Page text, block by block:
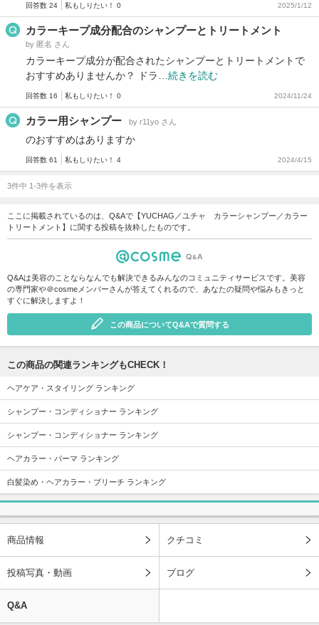
回答数 24 私もしりたい！ 0 2025/1/12
カラーキープ成分配合のシャンプーとトリートメント
by 匿名 さん
カラーキープ成分が配合されたシャンプーとトリートメントで
おすすめありませんか？ ドラ… 続きを読む
回答数 16 私もしりたい！ 0 2024/11/24
カラー用シャンプー by r11yo さん
のおすすめはありますか
回答数 61 私もしりたい！ 4 2024/4/15
3件中 1-3件を表示
ここに掲載されているのは、Q&Aで【YUCHAG／ユチャ カラーシャンプー／カラー
トリートメント】に関する投稿を抜粋したものです。
Q&Aは美容のことならなんでも解決できるみんなのコミュニティサービスです。美容
の専門家や＠cosmeメンバーさんが答えてくれるので、あなたの疑問や悩みもきっと
すぐに解決しますよ！
この商品についてQ&Aで質問する
この商品の関連ランキングもCHECK！
ヘアケア・スタイリング ランキング
シャンプー・コンディショナー ランキング
シャンプー・コンディショナー ランキング
ヘアカラー・パーマ ランキング
白髪染め・ヘアカラー・ブリーチ ランキング
商品情報 クチコミ
投稿写真・動画 ブログ
Q&A